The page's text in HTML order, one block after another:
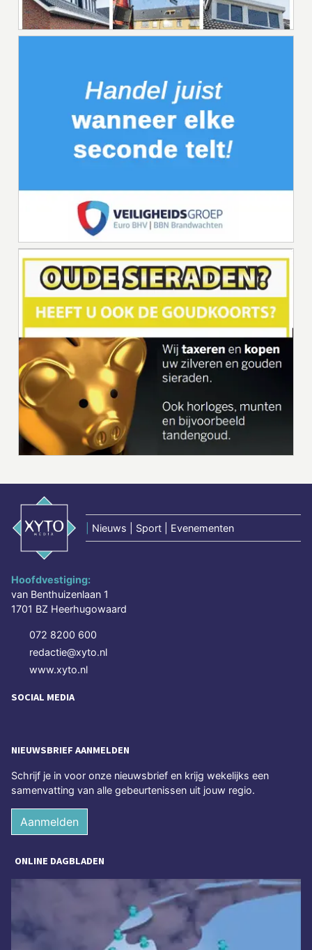
Nieuws | Sport | Evenementen
Hoofdvestiging:
van Benthuizenlaan 1
1701 BZ Heerhugowaard
072 8200 600
redactie@xyto.nl
www.xyto.nl
SOCIAL MEDIA
NIEUWSBRIEF AANMELDEN
Schrijf je in voor onze nieuwsbrief en krijg wekelijks een
samenvatting van alle gebeurtenissen uit jouw regio.
Aanmelden
ONLINE DAGBLADEN